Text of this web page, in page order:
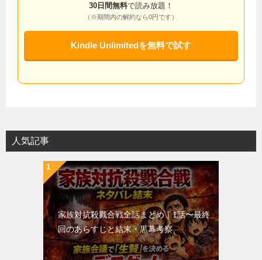
30日間無料で読み放題！
（※期間内の解約なら0円です）
Kindle Unlimitedを無料で試す
人気記事
家族対抗殺戮合戦全話まとめ｜1話〜最終
回のあらすじと結末・黒幕考察